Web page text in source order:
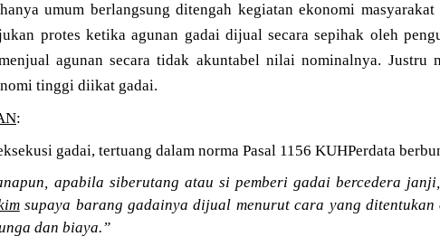
umum berlangsung ditengah kegiatan ekonomi
protes ketika agunan gadai dijual secara sepihak oleh
agunan secara tidak akuntabel nilai nominalnya. Justru
tinggi diikat gadai.
:
gadai, tertuang dalam norma Pasal 1156 KUHPerdata
apabila siberutang atau si pemberi gadai bercedera
supaya barang gadainya dijual menurut cara yang ditentukan
dan biaya.”